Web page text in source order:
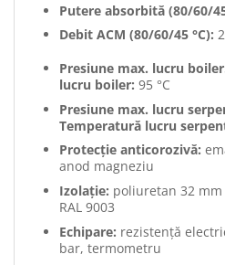
Putere absorbită (80/60/
Debit ACM (80/60/45 °C):
Presiune max. lucru
lucru boiler: 95 °C
Presiune max. lucru
Temperatură lucru
Protecție anticorozivă:
anod magneziu
Izolație: poliuretan 32 mm
RAL 9003
Echipare: rezistență
bar, termometru